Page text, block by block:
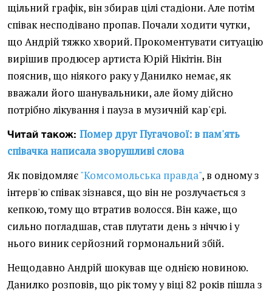
щільний графік, він збирав цілі стадіони. Але потім
співак несподівано пропав. Почали ходити чутки,
що Андрій тяжко хворий. Прокоментувати ситуацію
вирішив продюсер артиста Юрій Нікітін. Він
пояснив, що ніякого раку у Данилко немає, як
вважали його шанувальники, але йому дійсно
потрібно лікування і пауза в музичній кар'єрі.
Читай також: Помер друг Пугачової: в пам'ять
співачка написала зворушливі слова
Як повідомляє"Комсомольська правда", в одному з
інтерв'ю співак зізнався, що він не розлучається з
кепкою, тому що втратив волосся. Він каже, що
сильно погладшав, став плутати день з ніччю і у
нього виник серйозний гормональний збій.
Нещодавно Андрій шокував ще однією новиною.
Данилко розповів, що рік тому у віці 82 років пішла з